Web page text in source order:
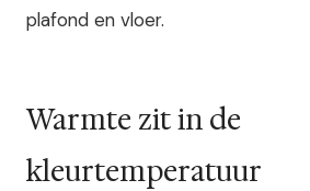
plafond en vloer.
Warmte zit in de
kleurtemperatuur